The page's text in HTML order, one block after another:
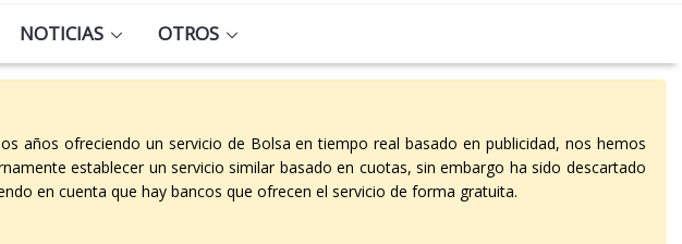
NOTICIAS OTROS
años ofreciendo un servicio de Bolsa en tiempo real basado en publicidad, nos hemos
establecer un servicio similar basado en cuotas, sin embargo ha sido descartado
en cuenta que hay bancos que ofrecen el servicio de forma gratuita.